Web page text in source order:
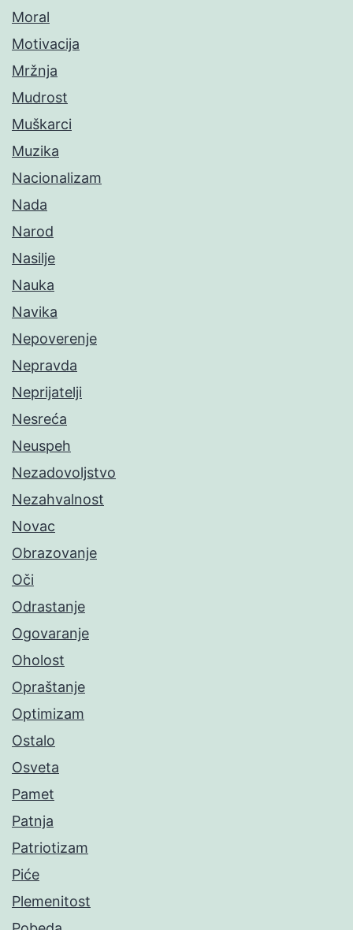
Moral
Motivacija
Mržnja
Mudrost
Muškarci
Muzika
Nacionalizam
Nada
Narod
Nasilje
Nauka
Navika
Nepoverenje
Nepravda
Neprijatelji
Nesreća
Neuspeh
Nezadovoljstvo
Nezahvalnost
Novac
Obrazovanje
Oči
Odrastanje
Ogovaranje
Oholost
Opraštanje
Optimizam
Ostalo
Osveta
Pamet
Patnja
Patriotizam
Piće
Plemenitost